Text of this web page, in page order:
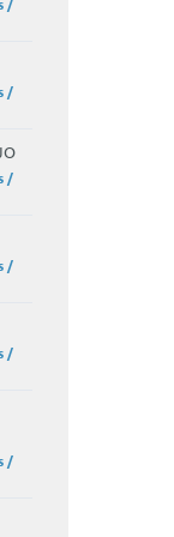
/
/
/
/
/